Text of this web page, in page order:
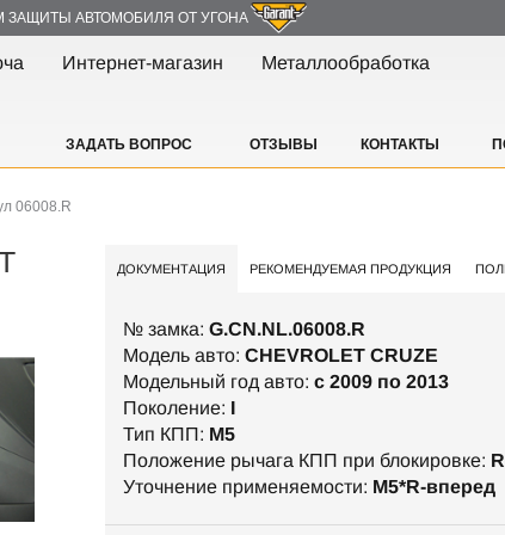
АВТОМОБИЛЯ ОТ УГОНА
Интернет-магазин
Металлообработка
ЗАДАТЬ ВОПРОС ОТЗЫВЫ КОНТАКТЫ
06008.R
ДОКУМЕНТАЦИЯ РЕКОМЕНДУЕМАЯ ПРОДУКЦИЯ
№ замка: G.CN.NL.06008.R
Модель авто: CHEVROLET CRUZE
Модельный год авто: c 2009 по 2013
Поколение: I
Тип КПП: М5
Положение рычага КПП при блокировке:
Уточнение применяемости: М5*R-вперед